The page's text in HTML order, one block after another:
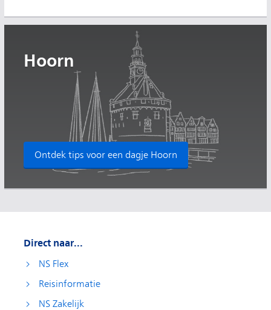
Hoorn
Ontdek tips voor een dagje Hoorn
Direct naar...
NS Flex
Reisinformatie
NS Zakelijk